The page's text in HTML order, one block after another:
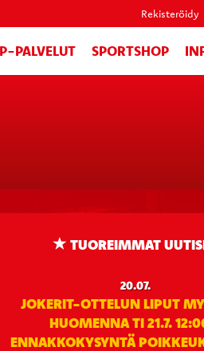
Rekisteröidy
PALVELUT SPORTSHOP
TUOREIMMAT
20.07.
JOKERIT-OTTELUN LIPUT
HUOMENNA TI 21.7.
ENNAKKOKYSYNTÄ